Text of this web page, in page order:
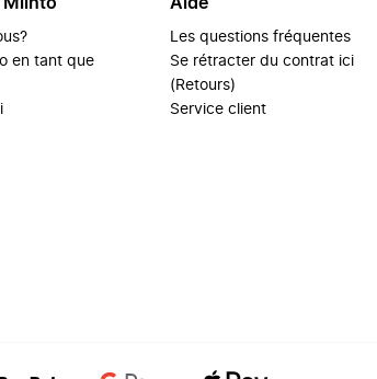
en tant que
Les questions fréquentes
Se rétracter du contrat ici
(Retours)
Service client